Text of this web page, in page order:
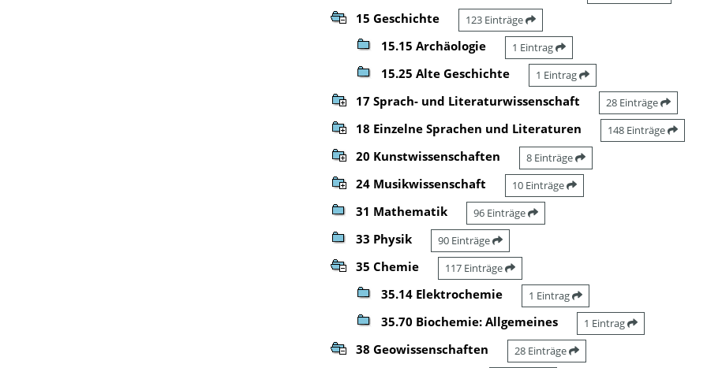
15 Geschichte 123 Einträge
15.15 Archäologie 1 Eintrag
15.25 Alte Geschichte 1 Eintrag
17 Sprach- und Literaturwissenschaft 28 Einträge
18 Einzelne Sprachen und Literaturen 148 Einträge
20 Kunstwissenschaften 8 Einträge
24 Musikwissenschaft 10 Einträge
31 Mathematik 96 Einträge
33 Physik 90 Einträge
35 Chemie 117 Einträge
35.14 Elektrochemie 1 Eintrag
35.70 Biochemie: Allgemeines 1 Eintrag
38 Geowissenschaften 28 Einträge